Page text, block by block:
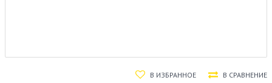
В ИЗБРАННОЕ В СРАВНЕНИЕ